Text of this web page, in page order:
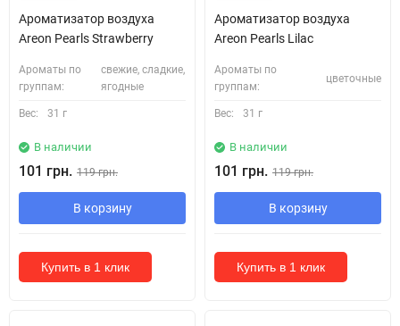
Ароматизатор воздуха
Areon Pearls Strawberry
Ароматы по
группам:
свежие, сладкие,
ягодные
Вес: 31 г
В наличии
101 грн. 119 грн.
В корзину
Купить в 1 клик
Ароматизатор воздуха
Areon Pearls Lilac
Ароматы по
группам:
цветочные
Вес: 31 г
В наличии
101 грн. 119 грн.
В корзину
Купить в 1 клик